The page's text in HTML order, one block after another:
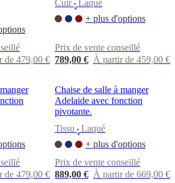
de 479,00 €
Cuir
•
Laqué
+ plus d'options
Prix de vente conseillé
789,00 € À partir de 459,00 €
de 479,00 €
Chaise de salle à manger
Adelaide avec fonction
pivotante.
Tissu
•
Laqué
+ plus d'options
Prix de vente conseillé
889,00 € À partir de 669,00 €